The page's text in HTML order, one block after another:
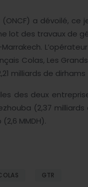
a dévoilé, ce
lot des travaux de
Colas, Les
milliards de dirhams
des deux
(2,37
MMDH).
GTR